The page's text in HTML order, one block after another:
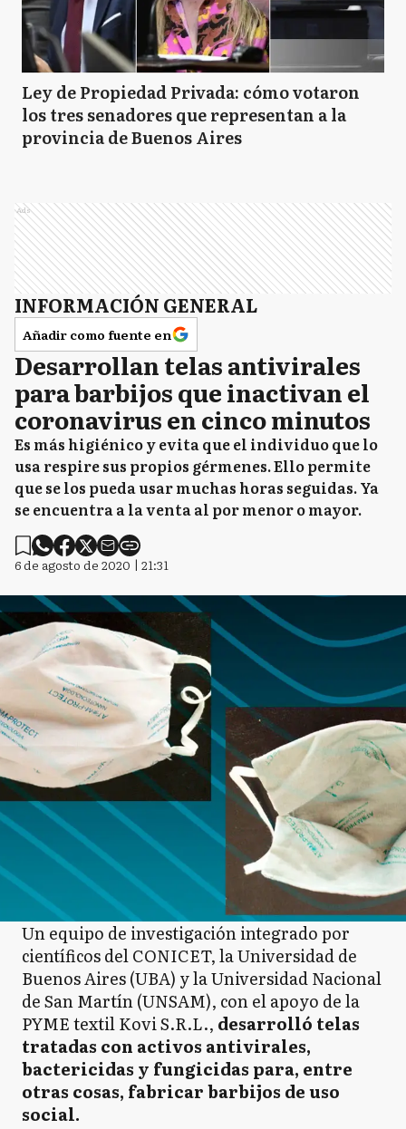
Ley de Propiedad Privada: cómo votaron
los tres senadores que representan a la
provincia de Buenos Aires
Ads
INFORMACIÓN GENERAL
Añadir como fuente en
Desarrollan telas antivirales
para barbijos que inactivan el
coronavirus en cinco minutos
Es más higiénico y evita que el individuo que lo
usa respire sus propios gérmenes. Ello permite
que se los pueda usar muchas horas seguidas. Ya
se encuentra a la venta al por menor o mayor.
6 de agosto de 2020 | 21:31
Un equipo de investigación integrado por
científicos del CONICET, la Universidad de
Buenos Aires (UBA) y la Universidad Nacional
de San Martín (UNSAM), con el apoyo de la
PYME textil Kovi S.R.L., desarrolló telas
tratadas con activos antivirales,
bactericidas y fungicidas para, entre
otras cosas, fabricar barbijos de uso
social.